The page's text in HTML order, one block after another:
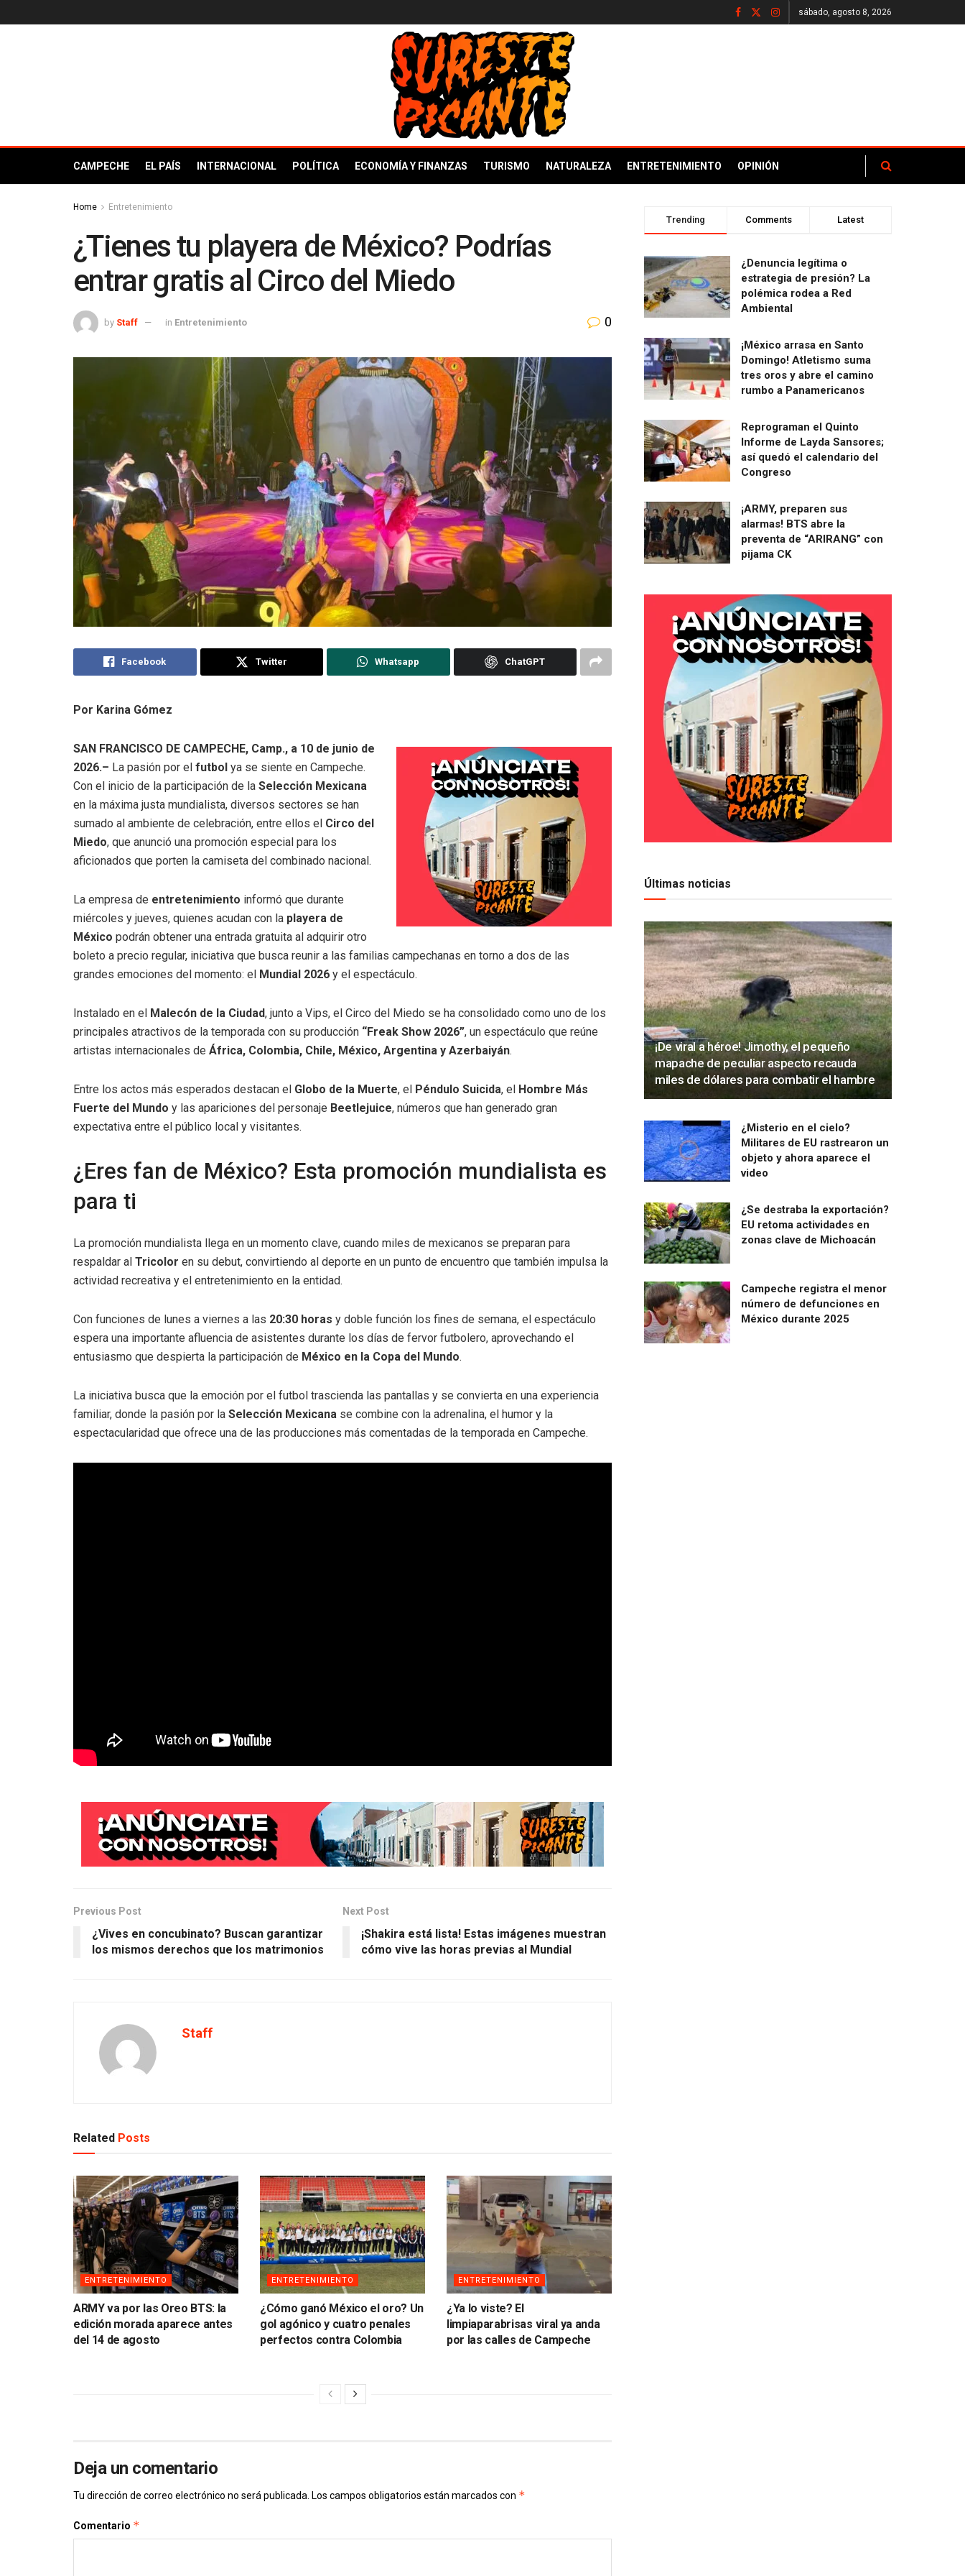
sábado, agosto 8, 2026
CAMPECHE EL PAÍS INTERNACIONAL POLÍTICA ECONOMÍA Y FINANZAS TURISMO NATURALEZA ENTRETENIMIENTO OPINIÓN
Home Entretenimiento
¿Tienes tu playera de México? Podrías
entrar gratis al Circo del Miedo
by Staff in Entretenimiento 0
Facebook Twitter Whatsapp ChatGPT
Por Karina Gómez
SAN FRANCISCO DE CAMPECHE, Camp., a 10 de junio de
2026.– La pasión por el futbol ya se siente en Campeche.
Con el inicio de la participación de la Selección Mexicana
en la máxima justa mundialista, diversos sectores se han
sumado al ambiente de celebración, entre ellos el Circo del
Miedo, que anunció una promoción especial para los
aficionados que porten la camiseta del combinado nacional.
La empresa de entretenimiento informó que durante
miércoles y jueves, quienes acudan con la playera de
México podrán obtener una entrada gratuita al adquirir otro
boleto a precio regular, iniciativa que busca reunir a las familias campechanas en torno a dos de las
grandes emociones del momento: el Mundial 2026 y el espectáculo.
Instalado en el Malecón de la Ciudad, junto a Vips, el Circo del Miedo se ha consolidado como uno de los
principales atractivos de la temporada con su producción “Freak Show 2026”, un espectáculo que reúne
artistas internacionales de África, Colombia, Chile, México, Argentina y Azerbaiyán.
Entre los actos más esperados destacan el Globo de la Muerte, el Péndulo Suicida, el Hombre Más
Fuerte del Mundo y las apariciones del personaje Beetlejuice, números que han generado gran
expectativa entre el público local y visitantes.
¿Eres fan de México? Esta promoción mundialista es
para ti
La promoción mundialista llega en un momento clave, cuando miles de mexicanos se preparan para
respaldar al Tricolor en su debut, convirtiendo al deporte en un punto de encuentro que también impulsa la
actividad recreativa y el entretenimiento en la entidad.
Con funciones de lunes a viernes a las 20:30 horas y doble función los fines de semana, el espectáculo
espera una importante afluencia de asistentes durante los días de fervor futbolero, aprovechando el
entusiasmo que despierta la participación de México en la Copa del Mundo.
La iniciativa busca que la emoción por el futbol trascienda las pantallas y se convierta en una experiencia
familiar, donde la pasión por la Selección Mexicana se combine con la adrenalina, el humor y la
espectacularidad que ofrece una de las producciones más comentadas de la temporada en Campeche.
Previous Post
¿Vives en concubinato? Buscan garantizar
los mismos derechos que los matrimonios
Next Post
¡Shakira está lista! Estas imágenes muestran
cómo vive las horas previas al Mundial
Staff
Related Posts
ENTRETENIMIENTO
ARMY va por las Oreo BTS: la
edición morada aparece antes
del 14 de agosto
ENTRETENIMIENTO
¿Cómo ganó México el oro? Un
gol agónico y cuatro penales
perfectos contra Colombia
ENTRETENIMIENTO
¿Ya lo viste? El
limpiaparabrisas viral ya anda
por las calles de Campeche
Deja un comentario
Tu dirección de correo electrónico no será publicada. Los campos obligatorios están marcados con *
Comentario *
Trending Comments Latest
¿Denuncia legítima o
estrategia de presión? La
polémica rodea a Red
Ambiental
¡México arrasa en Santo
Domingo! Atletismo suma
tres oros y abre el camino
rumbo a Panamericanos
Reprograman el Quinto
Informe de Layda Sansores;
así quedó el calendario del
Congreso
¡ARMY, preparen sus
alarmas! BTS abre la
preventa de “ARIRANG” con
pijama CK
Últimas noticias
¡De viral a héroe! Jimothy, el pequeño
mapache de peculiar aspecto recauda
miles de dólares para combatir el hambre
¿Misterio en el cielo?
Militares de EU rastrearon un
objeto y ahora aparece el
video
¿Se destraba la exportación?
EU retoma actividades en
zonas clave de Michoacán
Campeche registra el menor
número de defunciones en
México durante 2025